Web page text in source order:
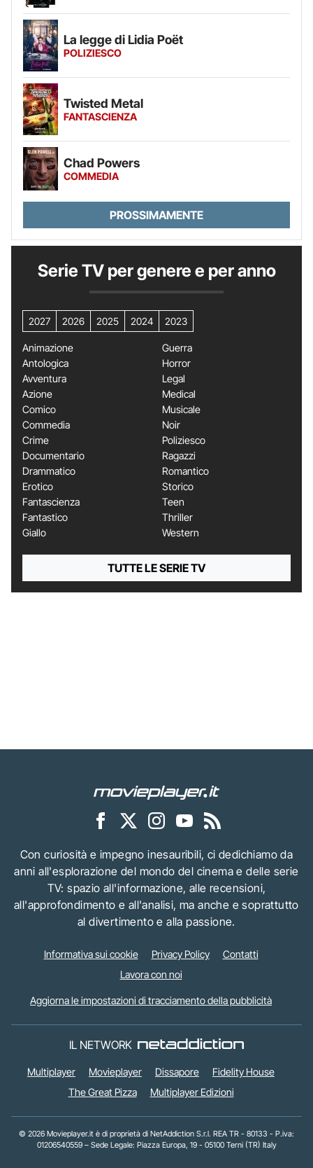
La legge di Lidia Poët
POLIZIESCO
Twisted Metal
FANTASCIENZA
Chad Powers
COMMEDIA
PROSSIMAMENTE
Serie TV per genere e per anno
2027 2026 2025 2024 2023
Animazione
Antologica
Avventura
Azione
Comico
Commedia
Crime
Documentario
Drammatico
Erotico
Fantascienza
Fantastico
Giallo
Guerra
Horror
Legal
Medical
Musicale
Noir
Poliziesco
Ragazzi
Romantico
Storico
Teen
Thriller
Western
TUTTE LE SERIE TV
Con curiosità e impegno inesauribili, ci dedichiamo da
anni all'esplorazione del mondo del cinema e delle serie
TV: spazio all'informazione, alle recensioni,
all'approfondimento e all'analisi, ma anche e soprattutto
al divertimento e alla passione.
Informativa sui cookie Privacy Policy
Contatti
Lavora con noi
Aggiorna le impostazioni di tracciamento della pubblicità
IL NETWORK
Multiplayer Movieplayer Dissapore
Fidelity House
The Great Pizza
Multiplayer Edizioni
© 2026 Movieplayer.it è di proprietà di NetAddiction S.r.l. REA TR - 80133 - P.iva:
01206540559 – Sede Legale: Piazza Europa, 19 - 05100 Terni (TR) Italy